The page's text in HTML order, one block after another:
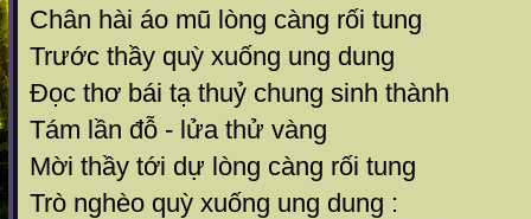
Chân hài áo mũ lòng càng rối tung
Trước thầy quỳ xuống ung dung
Đọc thơ bái tạ thuỷ chung sinh thành
Tám lần đỗ - lửa thử vàng
Mời thầy tới dự lòng càng rối tung
Trò nghèo quỳ xuống ung dung :